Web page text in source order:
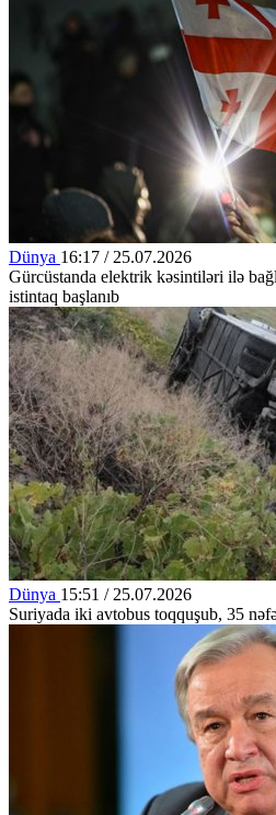
Dünya 16:17 / 25.07.2026
Gürcüstanda elektrik kəsintiləri ilə
istintaq başlanıb
Dünya 15:51 / 25.07.2026
Suriyada iki avtobus toqquşub, 35